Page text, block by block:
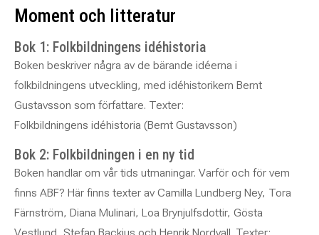
Moment och litteratur
Bok 1: Folkbildningens idéhistoria
Boken beskriver några av de bärande idéerna i
folkbildningens utveckling, med idéhistorikern Bernt
Gustavsson som författare. Texter:
Folkbildningens idéhistoria (Bernt Gustavsson)
Bok 2: Folkbildningen i en ny tid
Boken handlar om vår tids utmaningar. Varför och för vem
finns ABF? Här finns texter av Camilla Lundberg Ney, Tora
Färnström, Diana Mulinari, Loa Brynjulfsdottir, Gösta